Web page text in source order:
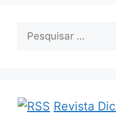
Pesquisar
Revista